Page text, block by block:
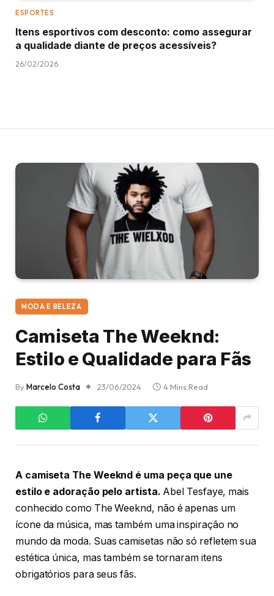
ESPORTES
Itens esportivos com desconto: como assegurar
a qualidade diante de preços acessíveis?
26/02/2026
MODA E BELEZA
Camiseta The Weeknd:
Estilo e Qualidade para Fãs
ByMarcelo Costa 23/06/2024 4 Mins Read
A camiseta The Weeknd é uma peça que une
estilo e adoração pelo artista. Abel Tesfaye, mais
conhecido como The Weeknd, não é apenas um
ícone da música, mas também uma inspiração no
mundo da moda. Suas camisetas não só refletem sua
estética única, mas também se tornaram itens
obrigatórios para seus fãs.